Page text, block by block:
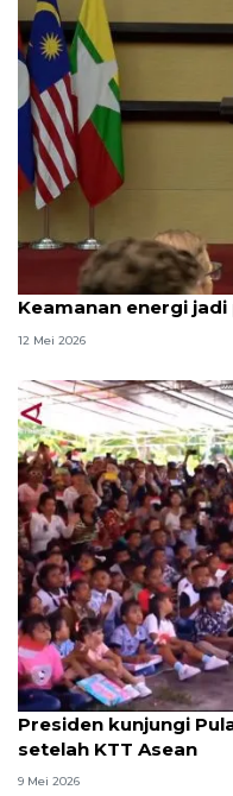
Keamanan energi
12 Mei 2026
Presiden kunjungi
setelah KTT Asean
9 Mei 2026